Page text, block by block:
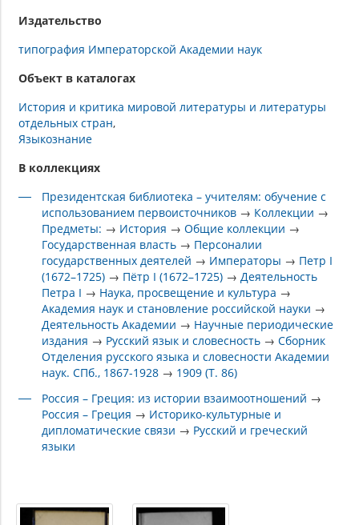
Издательство
типография Императорской Академии наук
Объект в каталогах
История и критика мировой литературы и литературы
отдельных стран
Языкознание
В коллекциях
Президентская библиотека – учителям: обучение с
использованием первоисточников → Коллекции →
Предметы: → История →Общие коллекции →
Государственная власть → Персоналии
государственных деятелей → Императоры → Петр I
(1672–1725) → Пётр I (1672–1725) → Деятельность
Петра I → Наука, просвещение и культура →
Академия наук и становление российской науки →
Деятельность Академии → Научные периодические
издания → Русский язык и словесность →Сборник
Отделения русского языка и словесности Академии
наук. СПб., 1867-1928 → 1909 (Т. 86)
Россия – Греция: из истории взаимоотношений →
Россия – Греция → Историко-культурные и
дипломатические связи → Русский и греческий
языки